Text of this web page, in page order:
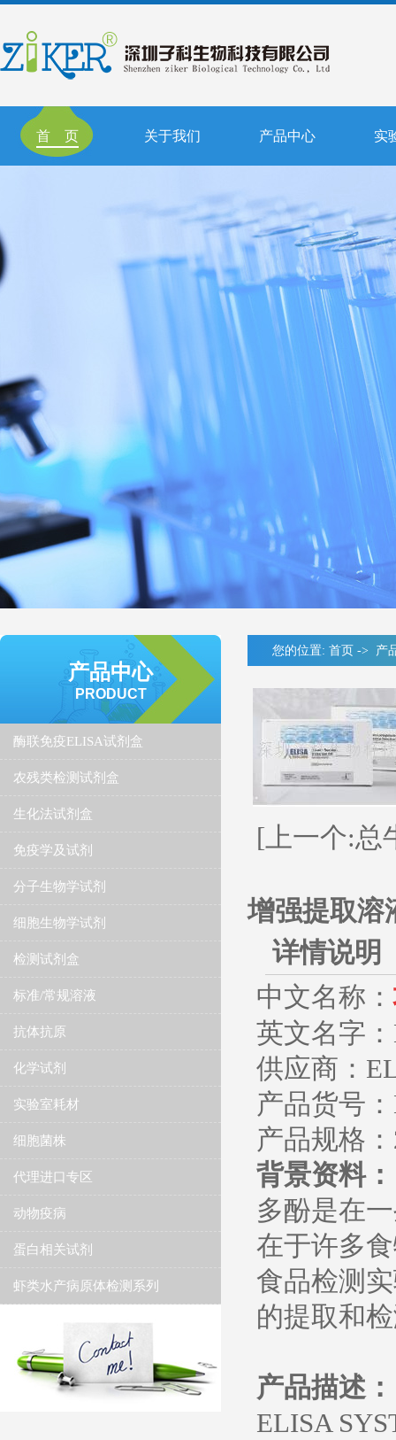
首 页 关于我们 产品中心 实
产品中心
PRODUCT
酶联免疫ELISA试剂盒
农残类检测试剂盒
生化法试剂盒
免疫学及试剂
分子生物学试剂
细胞生物学试剂
检测试剂盒
标准/常规溶液
抗体抗原
化学试剂
实验室耗材
细胞菌株
代理进口专区
动物疫病
蛋白相关试剂
虾类水产病原体检测系列
您的位置: 首页 -> 产
[上一个:总
增强提取溶
详情说明
中文名称：
英文名字：
供应商：
产品货号
产品规格
背景资料：
多酚是在
在于许多
食品检测
的提取和
产品描述：
ELISA